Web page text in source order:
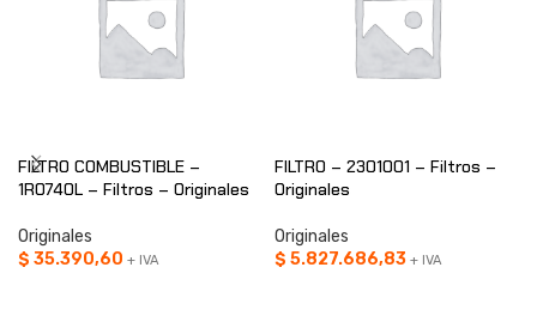
FILTRO COMBUSTIBLE –
1R0740L – Filtros – Originales
Originales
$ 35.390,60 + IVA
FILTRO – 2301001 – Filtros –
Originales
Originales
$ 5.827.686,83 + IVA